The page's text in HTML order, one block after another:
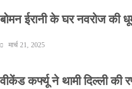
बोमन ईरानी के घर नवरोज की
मार्च 21, 2025
वीकेंड कर्फ्यू ने थामी दिल्ली की